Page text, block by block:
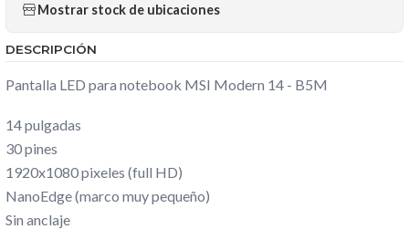
Mostrar stock de ubicaciones
DESCRIPCIÓN
Pantalla LED para notebook MSI Modern 14 - B5M
14 pulgadas
30 pines
1920x1080 pixeles (full HD)
NanoEdge (marco muy pequeño)
Sin anclaje